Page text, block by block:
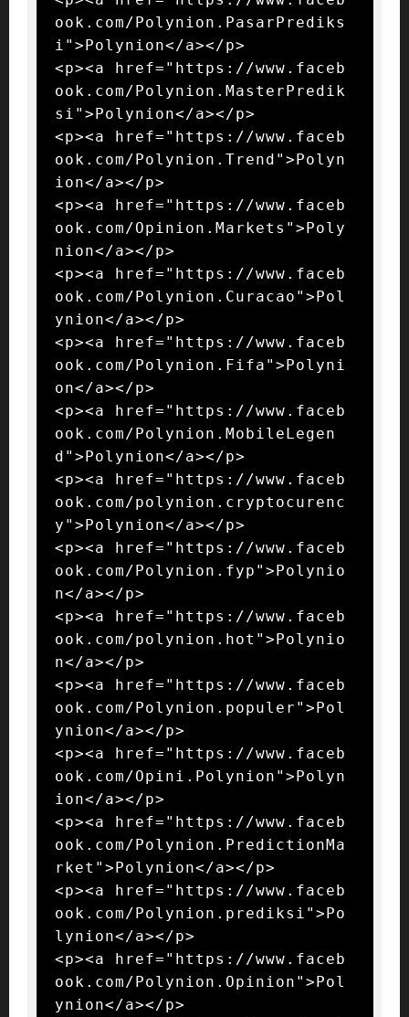
ook.com/Polynion.PasarPrediks
i">Polynion</a></p>
<p><a href="https://www.faceb
ook.com/Polynion.MasterPredik
si">Polynion</a></p>
<p><a href="https://www.faceb
ook.com/Polynion.Trend">Polyn
ion</a></p>
<p><a href="https://www.faceb
ook.com/Opinion.Markets">Poly
nion</a></p>
<p><a href="https://www.faceb
ook.com/Polynion.Curacao">Pol
ynion</a></p>
<p><a href="https://www.faceb
ook.com/Polynion.Fifa">Polyni
on</a></p>
<p><a href="https://www.faceb
ook.com/Polynion.MobileLegen
d">Polynion</a></p>
<p><a href="https://www.faceb
ook.com/polynion.cryptocurenc
y">Polynion</a></p>
<p><a href="https://www.faceb
ook.com/Polynion.fyp">Polynio
n</a></p>
<p><a href="https://www.faceb
ook.com/polynion.hot">Polynio
n</a></p>
<p><a href="https://www.faceb
ook.com/Polynion.populer">Pol
ynion</a></p>
<p><a href="https://www.faceb
ook.com/Opini.Polynion">Polyn
ion</a></p>
<p><a href="https://www.faceb
ook.com/Polynion.PredictionMa
rket">Polynion</a></p>
<p><a href="https://www.faceb
ook.com/Polynion.prediksi">Po
lynion</a></p>
<p><a href="https://www.faceb
ook.com/Polynion.Opinion">Pol
ynion</a></p>